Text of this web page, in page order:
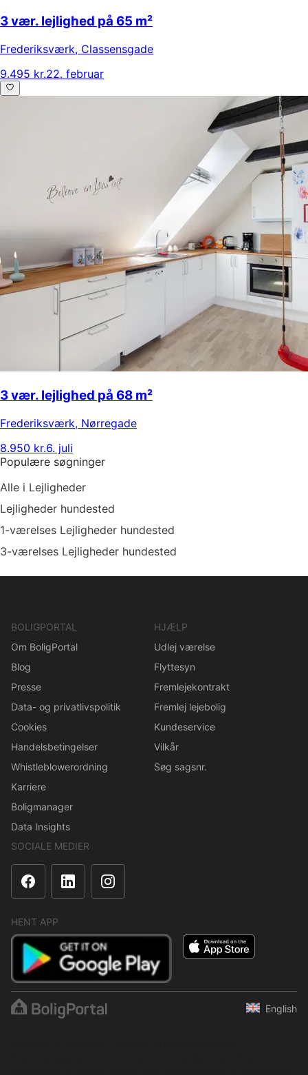
3 vær. lejlighed på 65 m²
Frederiksværk, Classensgade
9.495 kr.22. februar
3 vær. lejlighed på 68 m²
Frederiksværk, Nørregade
8.950 kr.6. juli
Populære søgninger
Alle i Lejligheder
Lejligheder hundested
1-værelses Lejligheder hundested
3-værelses Lejligheder hundested
BOLIGPORTAL
Om BoligPortal
Blog
Presse
Data- og privatlivspolitik
Cookies
Handelsbetingelser
Whistleblowerordning
Karriere
Boligmanager
Data Insights
HJÆLP
Udlej værelse
Flyttesyn
Fremlejekontrakt
Fremlej lejebolig
Kundeservice
Vilkår
Søg sagsnr.
SOCIALE MEDIER
HENT APP
English